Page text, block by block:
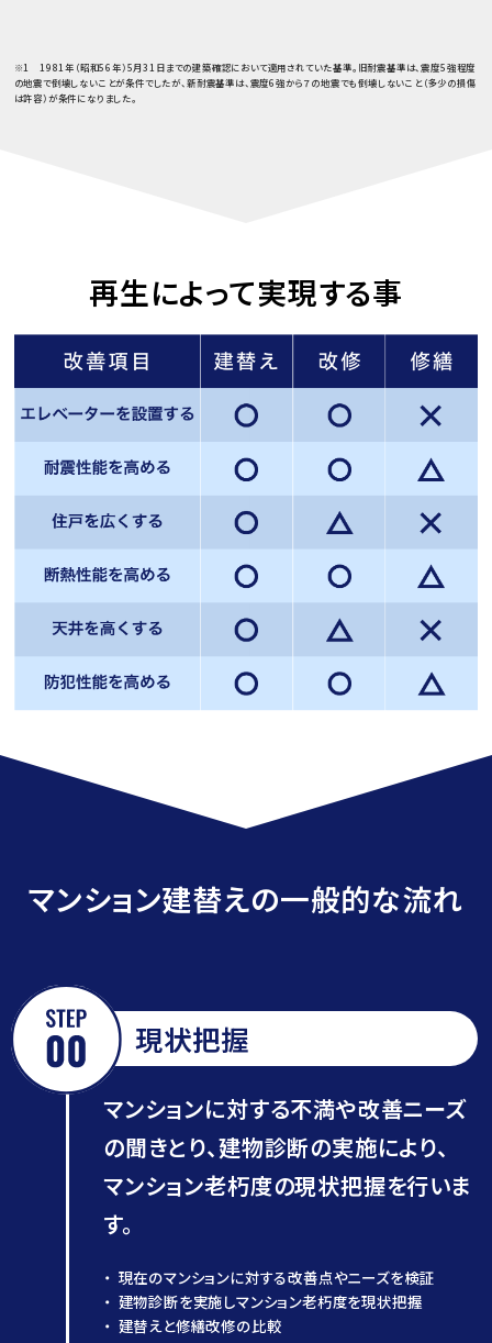
※1 1981年（昭和56年）5月31日までの建築確認において適用されていた基準。旧耐震基準は、震度5強程度
の地震で倒壊しないことが条件でしたが、新耐震基準は、震度6強から７の地震でも倒壊しないこと（多少の損傷
は許容）が条件になりました。
再生によって実現する事
マンション建替えの一般的な流れ
現状把握
マンションに対する不満や改善ニーズ
の聞きとり、建物診断の実施により、
マンション老朽度の現状把握を行いま
す。
現在のマンションに対する改善点やニーズを検証
建物診断を実施しマンション老朽度を現状把握
建替えと修繕改修の比較